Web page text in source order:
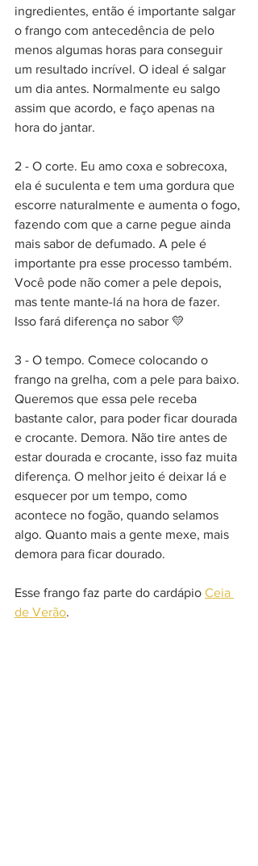
ingredientes, então é importante salgar
o frango com antecedência de pelo
menos algumas horas para conseguir
um resultado incrível. O ideal é salgar
um dia antes. Normalmente eu salgo
assim que acordo, e faço apenas na
hora do jantar.
2 - O corte. Eu amo coxa e sobrecoxa,
ela é suculenta e tem uma gordura que
escorre naturalmente e aumenta o fogo,
fazendo com que a carne pegue ainda
mais sabor de defumado. A pele é
importante pra esse processo também.
Você pode não comer a pele depois,
mas tente mante-lá na hora de fazer.
Isso fará diferença no sabor 💛
3 - O tempo. Comece colocando o
frango na grelha, com a pele para baixo.
Queremos que essa pele receba
bastante calor, para poder ficar dourada
e crocante. Demora. Não tire antes de
estar dourada e crocante, isso faz muita
diferença. O melhor jeito é deixar lá e
esquecer por um tempo, como
acontece no fogão, quando selamos
algo. Quanto mais a gente mexe, mais
demora para ficar dourado.
Esse frango faz parte do cardápio Ceia
de Verão.